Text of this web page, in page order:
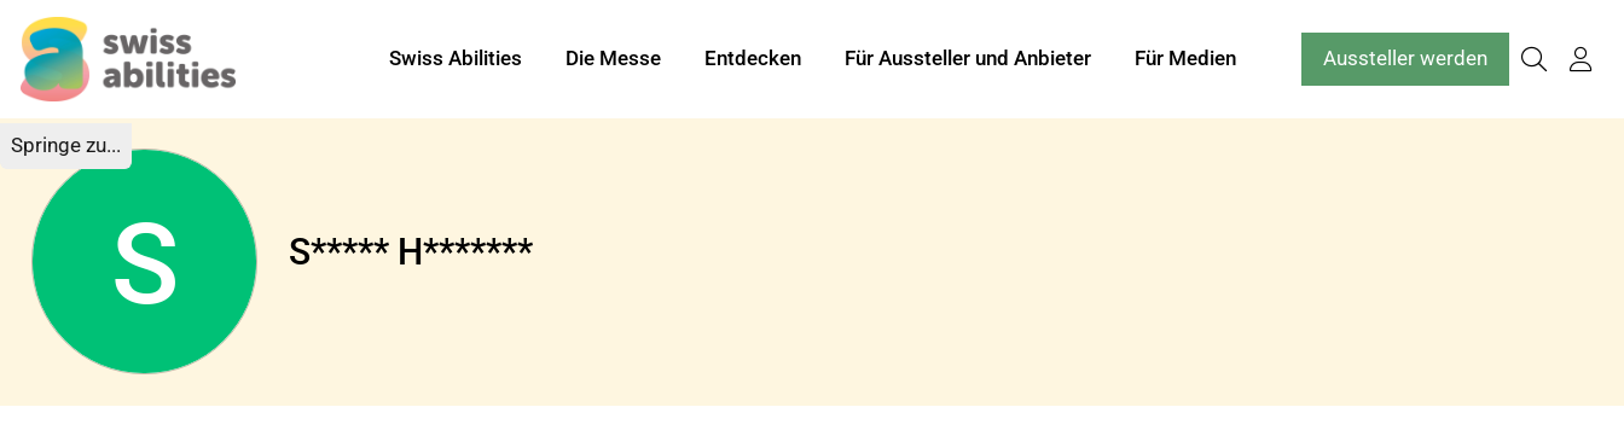
Springe zu...
Swiss Abilities Die Messe Entdecken Für Aussteller und Anbieter Für Medien Aussteller werden
S S***** H*******